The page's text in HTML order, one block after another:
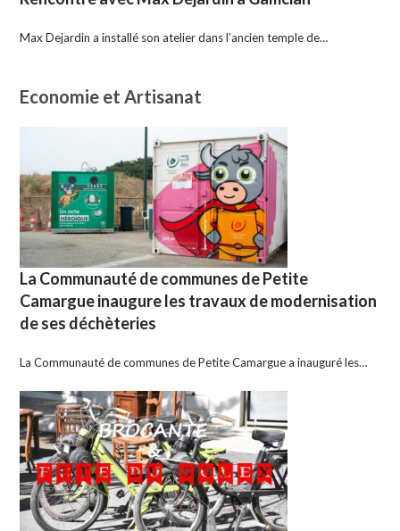
Max Dejardin a installé son atelier dans l’ancien temple de…
Economie et Artisanat
La Communauté de communes de Petite
Camargue inaugure les travaux de modernisation
de ses déchèteries
La Communauté de communes de Petite Camargue a inauguré les…